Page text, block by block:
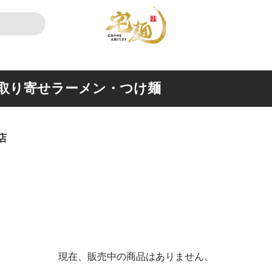
寄せラーメン・つけ麺
現在、販売中の商品はありません。